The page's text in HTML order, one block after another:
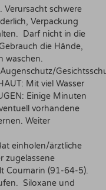
schwere
Verpackung
Darf nicht in die
die Hände,
waschen.
Mit viel Wasser
Einige Minuten
vorhandene
Weiter
einholen/ärztliche
zugelassene
Coumarin (91-64-5).
Siloxane und